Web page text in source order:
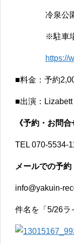
冷泉公
※駐車
https://
■料金：予約
■出演：
《予約・お問合
TEL 070-5534-
メールでの予約
info@yakuin-
件名を「5/26ラ